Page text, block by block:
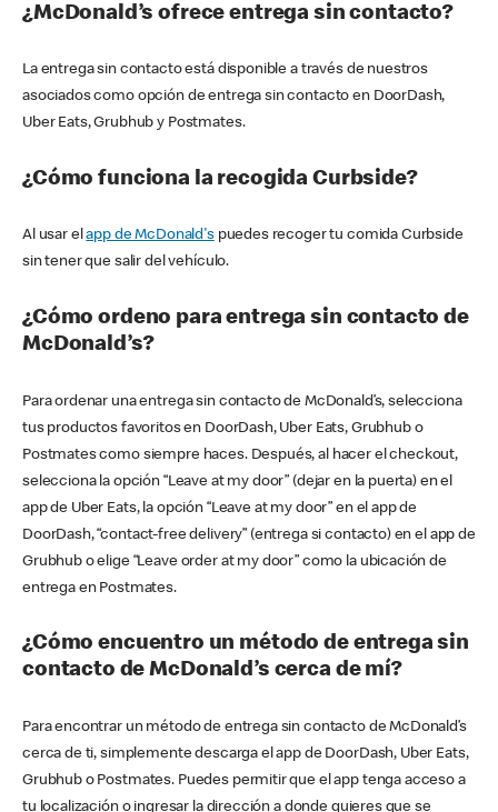
¿McDonald’s ofrece entrega sin contacto?
La entrega sin contacto está disponible a través de nuestros
asociados como opción de entrega sin contacto en DoorDash,
Uber Eats, Grubhub y Postmates.
¿Cómo funciona la recogida Curbside?
Al usar elapp de McDonald'spuedes recoger tu comida Curbside
sin tener que salir del vehículo.
¿Cómo ordeno para entrega sin contacto de
McDonald’s?
Para ordenar una entrega sin contacto de McDonald’s, selecciona
tus productos favoritos en DoorDash, Uber Eats, Grubhub o
Postmates como siempre haces. Después, al hacer el checkout,
selecciona la opción “Leave at my door” (dejar en la puerta) en el
app de Uber Eats, la opción “Leave at my door” en el app de
DoorDash, “contact-free delivery” (entrega si contacto) en el app de
Grubhub o elige “Leave order at my door” como la ubicación de
entrega en Postmates.
¿Cómo encuentro un método de entrega sin
contacto de McDonald’s cerca de mí?
Para encontrar un método de entrega sin contacto de McDonald’s
cerca de ti, simplemente descarga el app de DoorDash, Uber Eats,
Grubhub o Postmates. Puedes permitir que el app tenga acceso a
tu localización o ingresar la dirección a donde quieres que se